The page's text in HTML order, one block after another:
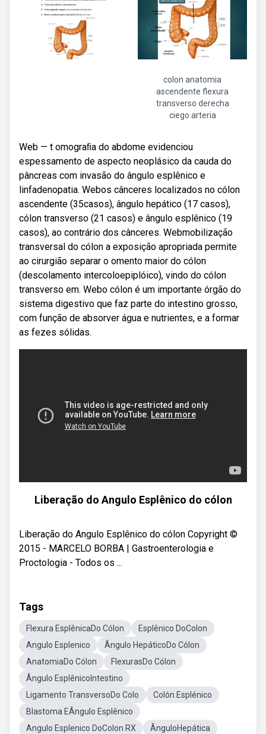
colon anatomia
ascendente flexura
transverso derecha
ciego arteria
Web — t omograﬁa do abdome evidenciou
espessamento de aspecto neoplásico da cauda do
pâncreas com invasão do ângulo esplênico e
linfadenopatia. Webos cânceres localizados no cólon
ascendente (35casos), ângulo hepático (17 casos),
cólon transverso (21 casos) e ângulo esplênico (19
casos), ao contrário dos cânceres. Webmobilização
transversal do cólon a exposição apropriada permite
ao cirurgião separar o omento maior do cólon
(descolamento intercoloepiplóico), vindo do cólon
transverso em. Webo cólon é um importante órgão do
sistema digestivo que faz parte do intestino grosso,
com função de absorver água e nutrientes, e a formar
as fezes sólidas.
Liberação do Angulo Esplênico do cólon
Liberação do Angulo Esplênico do cólon Copyright ©
2015 - MARCELO BORBA | Gastroenterologia e
Proctologia - Todos os ...
Tags
Flexura EsplênicaDo Cólon
Esplênico DoColon
Angulo Esplenico
Ângulo HepáticoDo Cólon
AnatomiaDo Cólon
FlexurasDo Cólon
Ângulo EsplênicoIntestino
Ligamento TransversoDo Colo
Colón Esplénico
Blastoma EÂngulo Esplênico
Angulo Esplenico DoColon RX
ÂnguloHepática